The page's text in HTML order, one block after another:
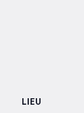
LIEU